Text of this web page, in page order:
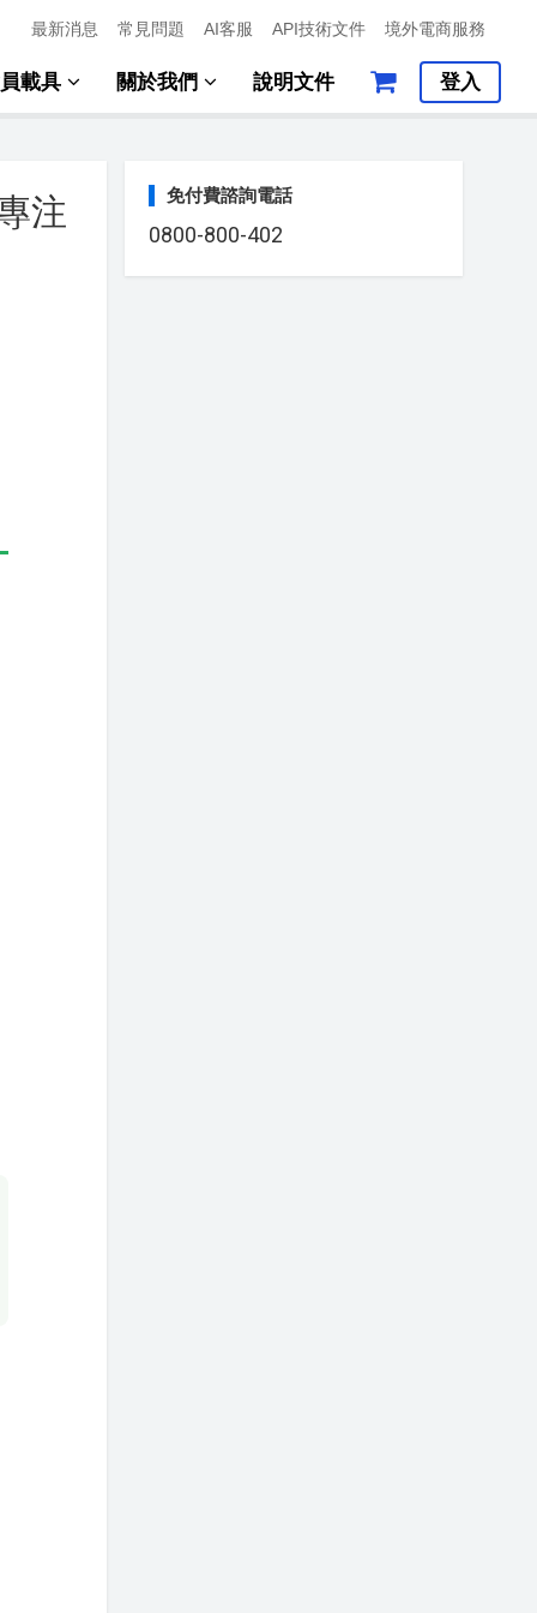
最新消息 常見問題 AI客服 API技術文件 境外電商服務
載具 關於我們 說明文件 登入
注 免付費諮詢電話
0800-800-402